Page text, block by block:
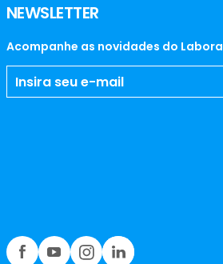
NEWSLETTER
Acompanhe as novidades do